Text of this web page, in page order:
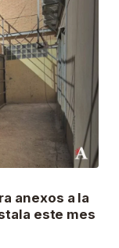
anexos a la
este mes